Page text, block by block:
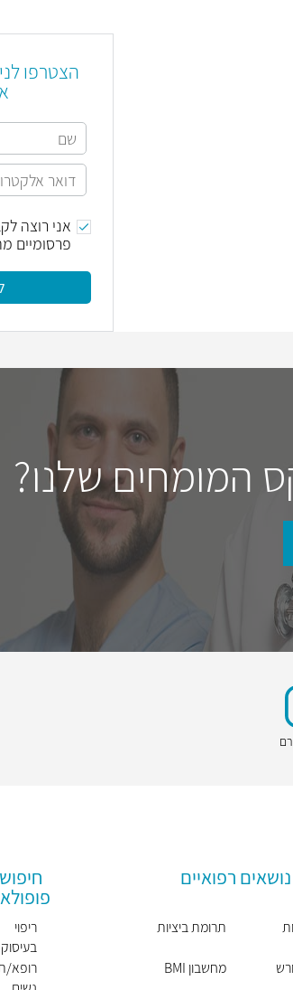
הצטרפו
אני רוצה
פרסומיים
המומחים שלנו?
נושאים רפואיים
תרומת ביציות
מחשבון BMI
ריפוי
בעיסוק
רופא/